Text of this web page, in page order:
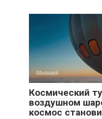
Мнения
Космический
воздушном
космос